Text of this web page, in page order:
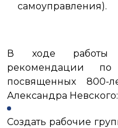
самоуправления).
В ходе работы
рекомендации по
посвященных
Александра Невского:
Создать рабочие